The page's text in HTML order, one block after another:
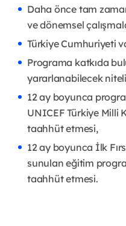
Daha önce tam
ve dönemsel
Türkiye Cumhuriyeti
Programa katkıda
yararlanabilecek
12 ay boyunca
UNICEF Türkiye Milli
taahhüt etmesi,
12 ay boyunca İlk
sunulan eğitim
taahhüt etmesi.